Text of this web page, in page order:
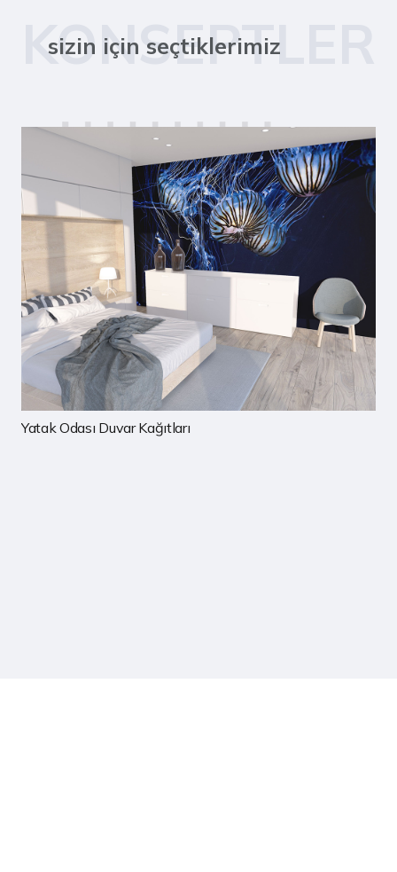
KONSEPTLER
sizin için seçtiklerimiz
Çocuk Odası Duvar Kağıtları